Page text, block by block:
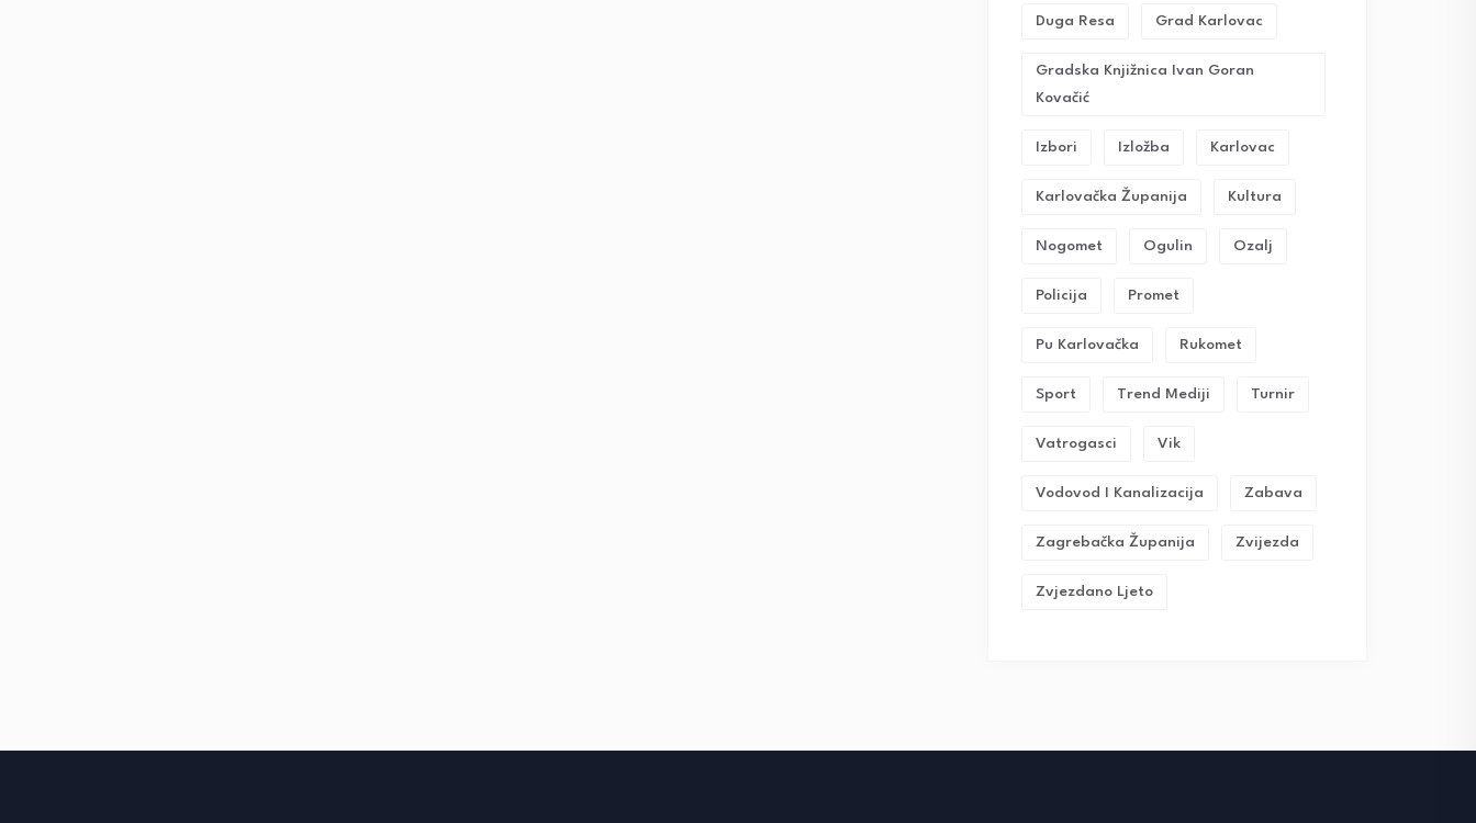
Duga Resa Grad Karlovac
Gradska Knjižnica Ivan Goran
Kovačić
Izbori Izložba Karlovac
Karlovačka Županija Kultura
Nogomet Ogulin Ozalj
Policija Promet
Pu Karlovačka Rukomet
Sport Trend Mediji Turnir
Vatrogasci Vik
Vodovod I Kanalizacija Zabava
Zagrebačka Županija Zvijezda
Zvjezdano Ljeto